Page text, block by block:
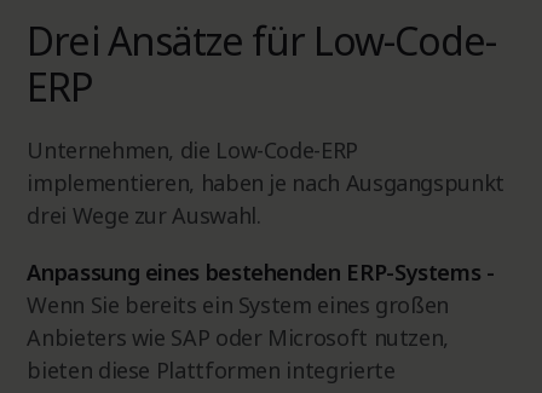
Drei Ansätze für Low-Code-
ERP
Unternehmen, die Low-Code-ERP
implementieren, haben je nach Ausgangspunkt
drei Wege zur Auswahl.
Anpassung eines bestehenden ERP-Systems -
Wenn Sie bereits ein System eines großen
Anbieters wie SAP oder Microsoft nutzen,
bieten diese Plattformen integrierte